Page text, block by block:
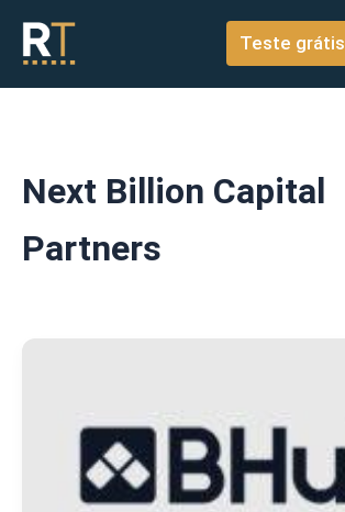
conteúdo
Teste grátis
Next Billion Capital
Partners